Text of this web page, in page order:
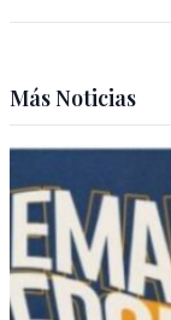
Más Noticias